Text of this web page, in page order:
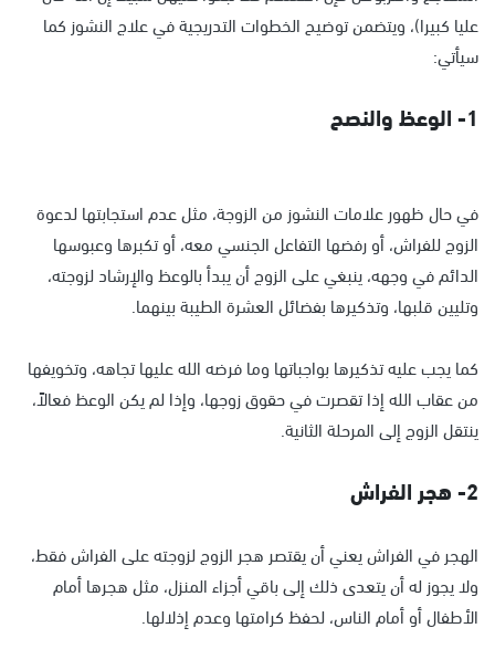
عليا كبيرا)، ويتضمن توضيح الخطوات التدريجية في علاج النشوز كما
سيأتي:
1- الوعظ والنصح
في حال ظهور علامات النشوز من الزوجة، مثل عدم استجابتها لدعوة
الزوج للفراش، أو رفضها التفاعل الجنسي معه، أو تكبرها وعبوسها
الدائم في وجهه، ينبغي على الزوج أن يبدأ بالوعظ والإرشاد لزوجته،
وتليين قلبها، وتذكيرها بفضائل العشرة الطيبة بينهما.
كما يجب عليه تذكيرها بواجباتها وما فرضه الله عليها تجاهه، وتخويفها
من عقاب الله إذا تقصرت في حقوق زوجها، وإذا لم يكن الوعظ فعالاً،
ينتقل الزوج إلى المرحلة الثانية.
2- هجر الفراش
الهجر في الفراش يعني أن يقتصر هجر الزوج لزوجته على الفراش فقط،
ولا يجوز له أن يتعدى ذلك إلى باقي أجزاء المنزل، مثل هجرها أمام
الأطفال أو أمام الناس، لحفظ كرامتها وعدم إذلالها.